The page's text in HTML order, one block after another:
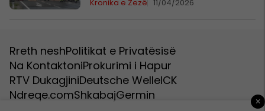
Kronika e Zezë 11/04/2026
Rreth neshPolitikat e Privatësisë
Na KontaktoniProkurimi i Hapur
RTV DukagjiniDeutsche WelleICK
Ndreqe.comShkabajGermin ×